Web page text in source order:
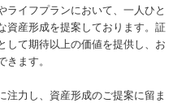
ライフプランにおいて、一人ひと
資産形成を提案しております。証
して期待以上の価値を提供し、お
ます。
注力し、資産形成のご提案に留ま